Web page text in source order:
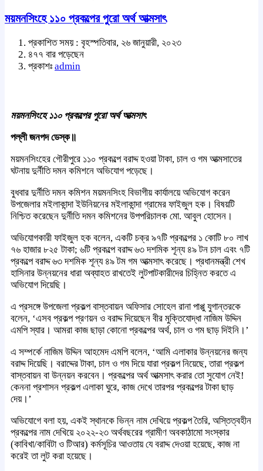
ময়মনসিংহে ১১০ প্রকল্পের পুরো অর্থ আত্মসাৎ
প্রকাশিত সময় : বৃহস্পতিবার, ২৬ জানুয়ারী, ২০২৩
৪৭৭ বার পড়েছেন
প্রকাশঃ admin
ময়মনসিংহে ১১০ প্রকল্পের পুরো অর্থ আত্মসাৎ
পল্লী জনপদ ডেস্ক॥
ময়মনসিংহের গৌরীপুরে ১১০ প্রকল্পে বরাদ্দ হওয়া টাকা, চাল ও গম আত্মসাতের
ঘটনায় দুর্নীতি দমন কমিশনে অভিযোগ পড়েছে।
বুধবার দুর্নীতি দমন কমিশন ময়মনসিংহ বিভাগীয় কার্যালয়ে অভিযোগ করেন
উপজেলার মইলাকান্দা ইউনিয়নের মইলাকান্দা গ্রামের ফাইজুল হক। বিষয়টি
নিশ্চিত করেছেন দুর্নীতি দমন কমিশনের উপপরিচালক মো. আবুল হোসেন।
অভিযোগকারী ফাইজুল হক বলেন, একটি চক্র ৯৭টি প্রকল্পের ১ কোটি ৮০ লাখ
৭৬ হাজার ৮২৫ টাকা; ৬টি প্রকল্পে বরাদ্দ ৬৩ দশমিক শূন্য ৪৯ টন চাল এবং ৭টি
প্রকল্পে বরাদ্দ ৬৩ দশমিক শূন্য ৪৯ টম গম আত্মসাৎ করেছে। প্রধানমন্ত্রী শেখ
হাসিনার উন্নয়নের ধারা অব্যাহত রাখতেই লুটপাটকারীদের চিহ্নিত করতে এ
অভিযোগ দিয়েছি।
এ প্রসঙ্গে উপজেলা প্রকল্প বাস্তবায়ন অফিসার সোহেল রানা পাপ্পু যুগান্তরকে
বলেন, ‘এসব প্রকল্প প্রণয়ন ও বরাদ্দ দিয়েছেন বীর মুক্তিযোদ্ধা নাজিম উদ্দিন
এমপি স্যার। আমরা কাজ ছাড়া কোনো প্রকল্পের অর্থ, চাল ও গম ছাড় দিইনি।’
এ সম্পর্কে নাজিম উদ্দিন আহমেদ এমপি বলেন, ‘আমি এলাকার উন্নয়নের জন্য
বরাদ্দ দিয়েছি। বরাদ্দের টাকা, চাল ও গম দিয়ে যারা প্রকল্প নিয়েছে, তারা প্রকল্প
বাস্তবায়ন বা উন্নয়ন করবেন। প্রকল্পের অর্থ আত্মসাৎ করার তো সুযোগ নেই!
কেননা প্রশাসন প্রকল্প এলাকা ঘুরে, কাজ দেখে তারপর প্রকল্পের টাকা ছাড়
দেয়।’
অভিযোগে বলা হয়, একই স্থানকে ভিন্ন নাম দেখিয়ে প্রকল্প তৈরি, অস্তিত্বহীন
প্রকল্পের নাম দেখিয়ে ২০২২-২৩ অর্থবছরের গ্রামীণ অবকাঠামো সংস্কার
(কাবিখা/কাবিটা ও টিআর) কর্মসূচির আওতায় যে বরাদ্দ দেওয়া হয়েছে, কাজ না
করেই তা লুট করা হয়েছে।